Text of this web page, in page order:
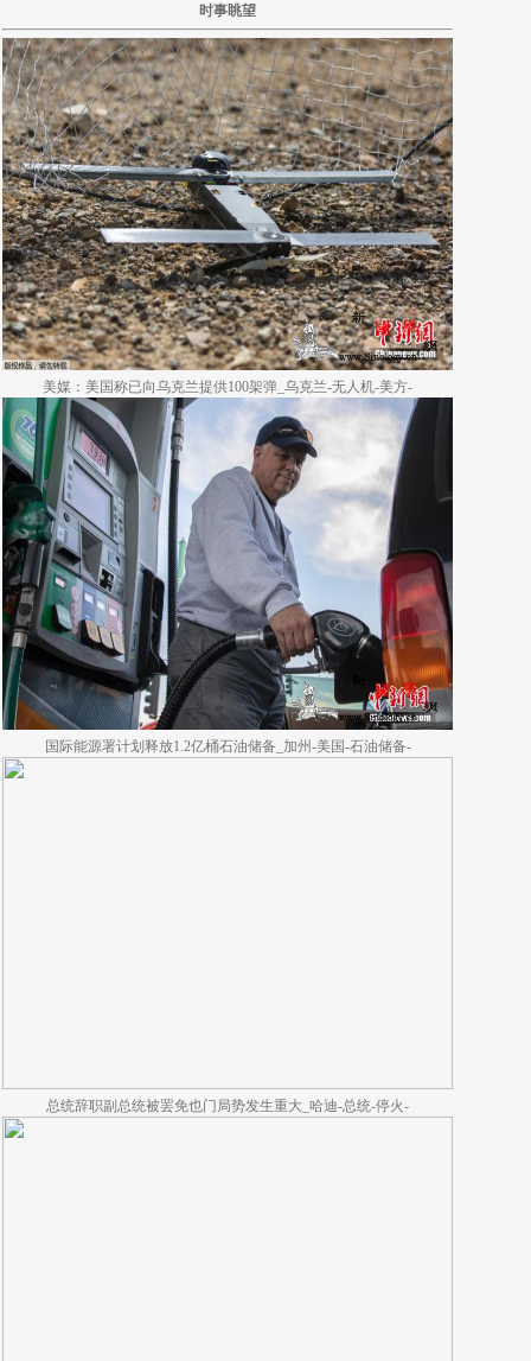
时事眺望
美媒：美国称已向乌克兰提供100架弹_乌克兰-无人机-美方-
国际能源署计划释放1.2亿桶石油储备_加州-美国-石油储备-
总统辞职副总统被罢免也门局势发生重大_哈迪-总统-停火-